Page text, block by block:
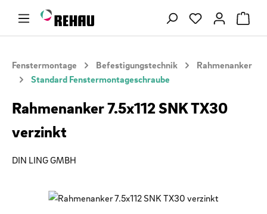
Zum Hauptinhalt springen Du hast 0
Fenstermontage Befestigungstechnik
Rahmenanker
Standard Fenstermontageschraube
Rahmenanker 7.5x112 SNK TX30
verzinkt
DIN LING GMBH
Bildergalerie überspringen